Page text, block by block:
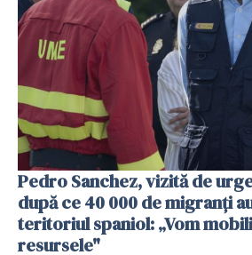
Pedro Sanchez, vizită de
după ce 40 000 de migranți
teritoriul spaniol: „Vom
resursele"